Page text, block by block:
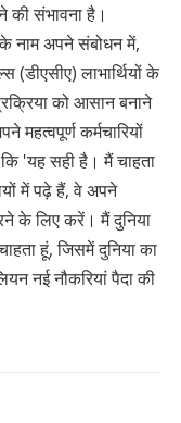
संभावना है।
नाम अपने संबोधन में,
(डीएसीए) लाभार्थियों के
को आसान बनाने
महत्वपूर्ण कर्मचारियों
'यह सही है। मैं चाहता
में पढ़े हैं, वे अपने
के लिए करें। मैं दुनिया
हूं, जिसमें दुनिया का
नई नौकरियां पैदा की